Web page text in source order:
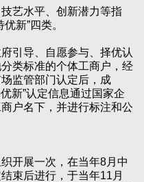
艺水平、创新潜力等指
新”四类。
导、自愿参与、择优认
类标准的个体工商户，经
监管部门认定后，成
新”认定信息通过国家企
户名下，并进行标注和公
展一次，在当年8月中
束后进行，于当年11月